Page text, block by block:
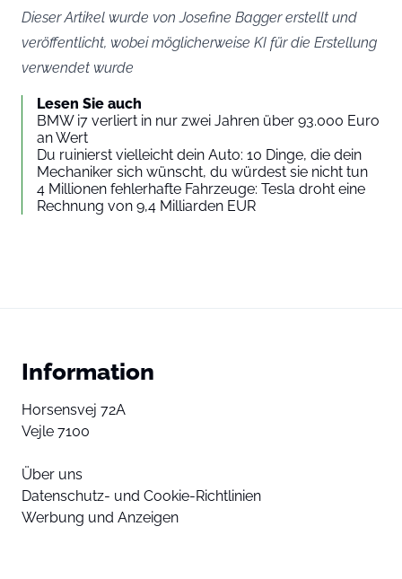
Dieser Artikel wurde von Josefine Bagger erstellt und
veröffentlicht, wobei möglicherweise KI für die Erstellung
verwendet wurde
Lesen Sie auch
BMW i7 verliert in nur zwei Jahren über 93.000 Euro
an Wert
Du ruinierst vielleicht dein Auto: 10 Dinge, die dein
Mechaniker sich wünscht, du würdest sie nicht tun
4 Millionen fehlerhafte Fahrzeuge: Tesla droht eine
Rechnung von 9,4 Milliarden EUR
Information
Horsensvej 72A
Vejle 7100
Über uns
Datenschutz- und Cookie-Richtlinien
Werbung und Anzeigen